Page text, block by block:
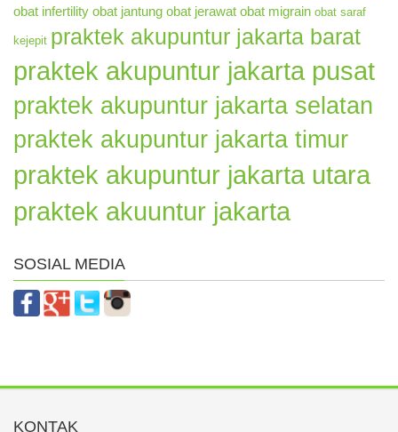
obat infertility obat jantung obat jerawat obat migrain obat saraf
kejepit praktek akupuntur jakarta barat
praktek akupuntur jakarta pusat
praktek akupuntur jakarta selatan
praktek akupuntur jakarta timur
praktek akupuntur jakarta utara
praktek akuuntur jakarta
SOSIAL MEDIA
KONTAK